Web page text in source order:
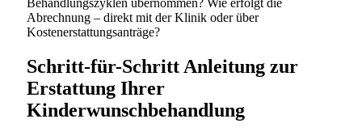
Abrechnung – direkt mit der Klinik oder über
Kostenerstattungsanträge?
Schritt-für-Schritt Anleitung zur
Erstattung Ihrer
Kinderwunschbehandlung